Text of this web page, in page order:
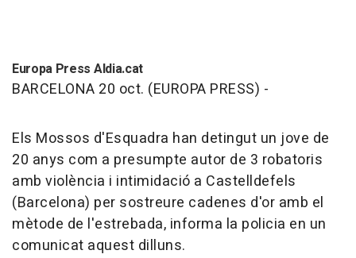
Europa Press Aldia.cat
BARCELONA 20 oct. (EUROPA PRESS) -
Els Mossos d'Esquadra han detingut un jove de
20 anys com a presumpte autor de 3 robatoris
amb violència i intimidació a Castelldefels
(Barcelona) per sostreure cadenes d'or amb el
mètode de l'estrebada, informa la policia en un
comunicat aquest dilluns.